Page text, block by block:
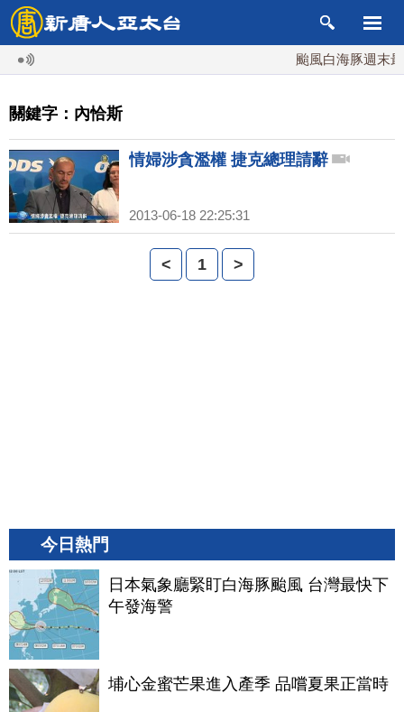
颱風白海豚週末最
關鍵字：內恰斯
情婦涉貪濫權 捷克總理請辭
2013-06-18 22:25:31
< 1 >
今日熱門
日本氣象廳緊盯白海豚颱風 台灣最快下
午發海警
埔心金蜜芒果進入產季 品嚐夏果正當時